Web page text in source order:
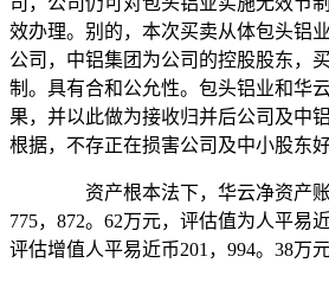
效办理。别的，本次买卖从体包头铝
公司，中铝集团为公司的控股股东，
制。具有合和公允性。包头铝业和华
果，并以此做为接收归并后公司及中
根据，不存正在损害公司及中小股东好
资产根本法下，华云净资产账
775，872。62万元，评估值为人平易
评估增值人平易近币201，994。38万